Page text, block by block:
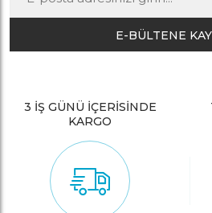
E-BÜLTENE
3 İŞ GÜNÜ İÇERİSİNDE
KARGO